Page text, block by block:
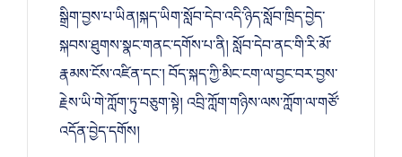
སྒྲིག་བྱས་པ་ཡིན།སྐད་ཡིག་སློབ་དེབ་འདི་ཉིད་སློབ་ཁྲིད་བྱེད་
སྐབས་ཐུགས་སྣང་གནང་དགོས་པ་ནི། སློབ་དེབ་ནང་གི་རི་མོ་
རྣམས་ངོས་འཛིན་དང་། བོད་སྐད་ཀྱི་མིང་ངག་ལ་བྱང་བར་བྱས་
རྗེས་ཡི་གེ་ཀློག་ཏུ་བཅུག་སྟེ། འབྲི་ཀློག་གཉིས་ལས་ཀློག་ལ་གཙོ་
འདོན་བྱེད་དགོས།